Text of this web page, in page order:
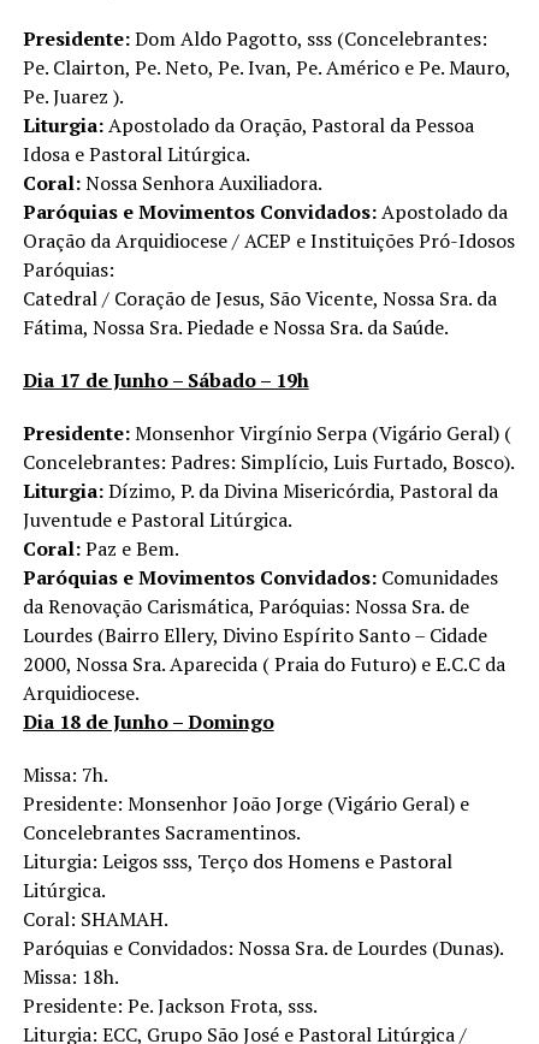
Presidente:Dom Aldo Pagotto, sss (Concelebrantes:
Pe. Clairton, Pe. Neto, Pe. Ivan, Pe. Américo e Pe. Mauro,
Pe. Juarez ).
Liturgia:Apostolado da Oração, Pastoral da Pessoa
Idosa e Pastoral Litúrgica.
Coral:Nossa Senhora Auxiliadora.
Paróquias e Movimentos Convidados:Apostolado da
Oração da Arquidiocese / ACEP e Instituições Pró-Idosos
Paróquias:
Catedral / Coração de Jesus, São Vicente, Nossa Sra. da
Fátima, Nossa Sra. Piedade e Nossa Sra. da Saúde.
Dia 17 de Junho – Sábado – 19h
Presidente:Monsenhor Virgínio Serpa (Vigário Geral) (
Concelebrantes: Padres: Simplício, Luis Furtado, Bosco).
Liturgia:Dízimo, P. da Divina Misericórdia, Pastoral da
Juventude e Pastoral Litúrgica.
Coral:Paz e Bem.
Paróquias e Movimentos Convidados:Comunidades
da Renovação Carismática, Paróquias: Nossa Sra. de
Lourdes (Bairro Ellery, Divino Espírito Santo – Cidade
2000, Nossa Sra. Aparecida ( Praia do Futuro) e E.C.C da
Arquidiocese.
Dia 18 de Junho – Domingo
Missa: 7h.
Presidente: Monsenhor João Jorge (Vigário Geral) e
Concelebrantes Sacramentinos.
Liturgia: Leigos sss, Terço dos Homens e Pastoral
Litúrgica.
Coral: SHAMAH.
Paróquias e Convidados: Nossa Sra. de Lourdes (Dunas).
Missa: 18h.
Presidente: Pe. Jackson Frota, sss.
Liturgia: ECC, Grupo São José e Pastoral Litúrgica /